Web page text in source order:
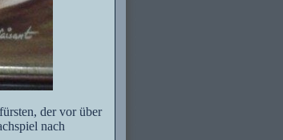
der vor über
nach